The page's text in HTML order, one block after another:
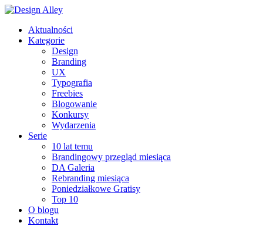
Aktualności
Kategorie
Design
Branding
UX
Typografia
Freebies
Blogowanie
Konkursy
Wydarzenia
Serie
10 lat temu
Brandingowy przegląd miesiąca
DA Galeria
Rebranding miesiąca
Poniedziałkowe Gratisy
Top 10
O blogu
Kontakt